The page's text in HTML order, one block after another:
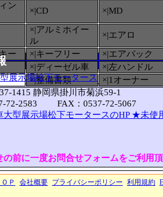
ン
×|CD ×|MD
×|アルミホイー
ル
×|エアロ
ー
×|キーフリー
×|エアバック
×|ディーゼル車
×|左ハンドル
×|整備書類 ×|1オーナー
展示場松下モータース
1415 静岡県掛川市菊浜59-1
72-2583 FAX：0537-72-5067
型展示場松下モータースのHP ★未使
前に一度お問合せフォームをご利用
Ｐ 会社概要 プライバシーポリシー 利用規約